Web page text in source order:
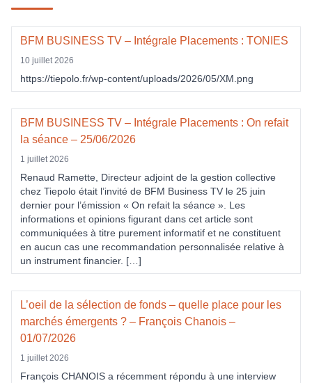
BFM BUSINESS TV – Intégrale Placements : TONIES
10 juillet 2026
https://tiepolo.fr/wp-content/uploads/2026/05/XM.png
BFM BUSINESS TV – Intégrale Placements : On refait
la séance – 25/06/2026
1 juillet 2026
Renaud Ramette, Directeur adjoint de la gestion collective
chez Tiepolo était l’invité de BFM Business TV le 25 juin
dernier pour l’émission « On refait la séance ». Les
informations et opinions figurant dans cet article sont
communiquées à titre purement informatif et ne constituent
en aucun cas une recommandation personnalisée relative à
un instrument financier. […]
L’oeil de la sélection de fonds – quelle place pour les
marchés émergents ? – François Chanois –
01/07/2026
1 juillet 2026
François CHANOIS a récemment répondu à une interview